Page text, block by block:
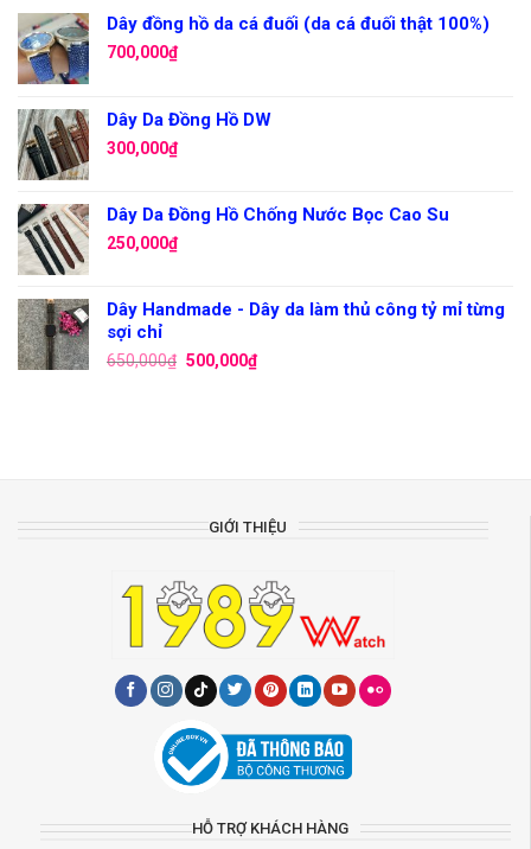
Dây đồng hồ da cá đuối (da cá đuối thật 100%)
700,000₫
Dây Da Đồng Hồ DW
300,000₫
Dây Da Đồng Hồ Chống Nước Bọc Cao Su
250,000₫
Dây Handmade - Dây da làm thủ công tỷ mỉ từng
sợi chỉ
650,000₫ 500,000₫
GIỚI THIỆU
HỖ TRỢ KHÁCH HÀNG